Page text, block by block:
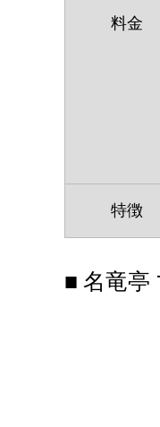
料金
特徴
■ 名竜亭